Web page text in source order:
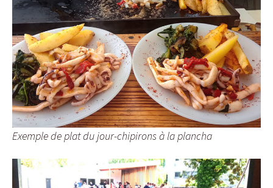
Exemple de plat du jour-chipirons à la plancha